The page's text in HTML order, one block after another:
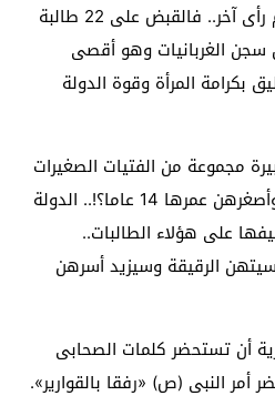
ولكن قومنا جميعا كان لهم رأى آخر.. فالقبض على 22 طالبة
سجن الغربانيات وهو أقصى
بكرامة المرأة وقوة الدولة
مجموعة من الفتيات الصغيرات
بعضهن لم تجاوز العشرين وأصغرهن عمرها 14 عاما؟!.. الدولة
على هؤلاء الطالبات..
الرقيقة وسيزيد أسرهن
أن تستحضر كلمات الصحابى
أمر النبى (ص) «رفقا بالقوارير».